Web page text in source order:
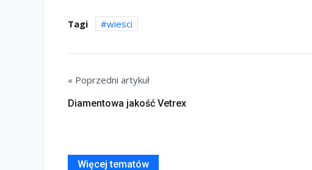
Tagi wiesci
« Poprzedni artykuł
Diamentowa jakość Vetrex
Więcej tematów